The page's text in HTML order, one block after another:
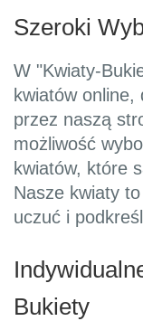
Szeroki
W "Kwiaty-
kwiatów
przez naszą
możliwość
kwiatów, które
Nasze kwiaty
uczuć i
Bukiety